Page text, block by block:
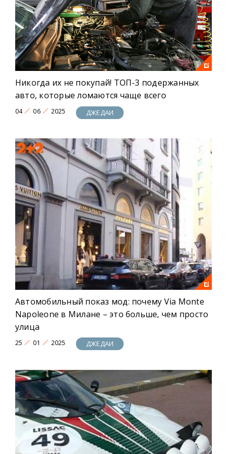
Больше драйва, больше эмоций, больше
уникальных новостей! Это ДЖЕДAИ!
Никогда их не покупай! ТОП-3 подержанных
авто, которые ломаются чаще всего
04 06 2025 ДЖЕДАИ
Автомобильный показ мод: почему Via Monte
Napoleone в Милане – это больше, чем просто
улица
25 01 2025 ДЖЕДАИ